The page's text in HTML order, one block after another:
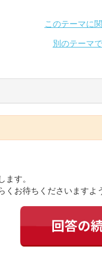
このテーマに
別のテーマ
す。
くお待ちくださいます